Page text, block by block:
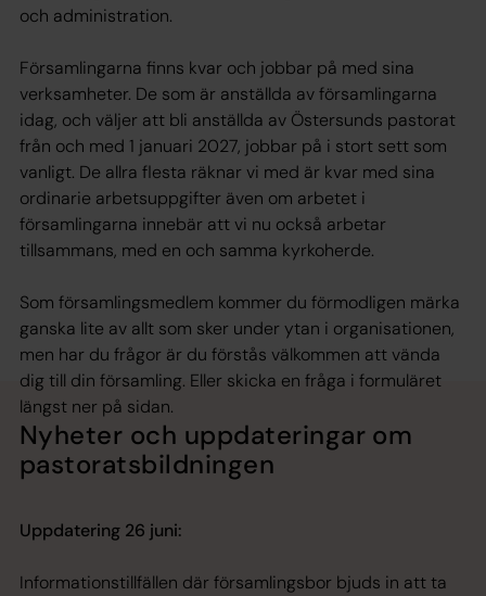
och administration.
Församlingarna finns kvar och jobbar på med sina
verksamheter. De som är anställda av församlingarna
idag, och väljer att bli anställda av Östersunds pastorat
från och med 1 januari 2027, jobbar på i stort sett som
vanligt. De allra flesta räknar vi med är kvar med sina
ordinarie arbetsuppgifter även om arbetet i
församlingarna innebär att vi nu också arbetar
tillsammans, med en och samma kyrkoherde.
Som församlingsmedlem kommer du förmodligen märka
ganska lite av allt som sker under ytan i organisationen,
men har du frågor är du förstås välkommen att vända
dig till din församling. Eller skicka en fråga i formuläret
längst ner på sidan.
Nyheter och uppdateringar om
pastoratsbildningen
Uppdatering 26 juni:
Informationstillfällen där församlingsbor bjuds in att ta